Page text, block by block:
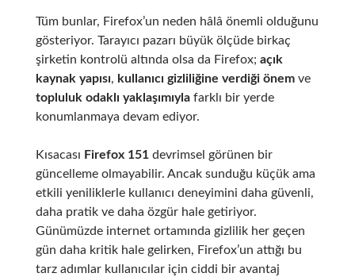
Tüm bunlar, Firefox’un neden hâlâ önemli olduğunu
gösteriyor. Tarayıcı pazarı büyük ölçüde birkaç
şirketin kontrolü altında olsa da Firefox; açık
kaynak yapısı, kullanıcı gizliliğine verdiği önemve
topluluk odaklı yaklaşımıylafarklı bir yerde
konumlanmaya devam ediyor.
Kısacası Firefox 151devrimsel görünen bir
güncelleme olmayabilir. Ancak sunduğu küçük ama
etkili yeniliklerle kullanıcı deneyimini daha güvenli,
daha pratik ve daha özgür hale getiriyor.
Günümüzde internet ortamında gizlilik her geçen
gün daha kritik hale gelirken, Firefox’un attığı bu
tarz adımlar kullanıcılar için ciddi bir avantaj